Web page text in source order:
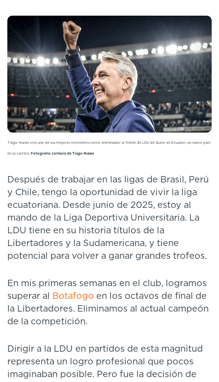
Tiago Nunes vive uno de sus mejores momentos como entrenador al frente de LDU de Quito en Ecuador, un nuevo país
en su carrera. Fotografía: cortesía de Tiago Nunes
Después de trabajar en las ligas de Brasil, Perú
y Chile, tengo la oportunidad de vivir la liga
ecuatoriana. Desde junio de 2025, estoy al
mando de la Liga Deportiva Universitaria. La
LDU tiene en su historia títulos de la
Libertadores y la Sudamericana, y tiene
potencial para volver a ganar grandes trofeos.
En mis primeras semanas en el club, logramos
superar al
Botafogo en los octavos de final de
la Libertadores. Eliminamos al actual campeón
de la competición.
Dirigir a la LDU en partidos de esta magnitud
representa un logro profesional que pocos
imaginaban posible. Pero fue la decisión de